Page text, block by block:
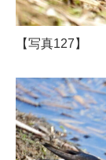
【写真127】